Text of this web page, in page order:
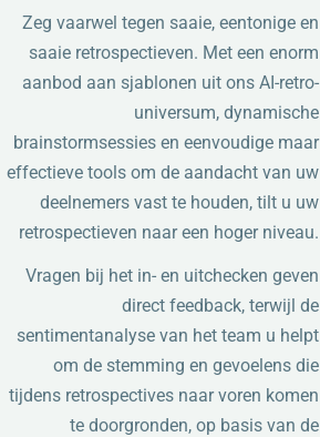
Zeg vaarwel tegen saaie, eentonige en
saaie retrospectieven. Met een enorm
aanbod aan sjablonen uit ons AI-retro-
universum, dynamische
brainstormsessies en eenvoudige maar
effectieve tools om de aandacht van uw
deelnemers vast te houden, tilt u uw
retrospectieven naar een hoger niveau.
Vragen bij het in- en uitchecken geven
direct feedback, terwijl de
sentimentanalyse van het team u helpt
om de stemming en gevoelens die
tijdens retrospectives naar voren komen
te doorgronden, op basis van de